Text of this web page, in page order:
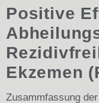
Positive
Ekzemen
Zusammfassung